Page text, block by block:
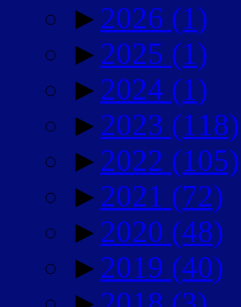
► 2026 (1)
► 2025 (1)
► 2024 (1)
► 2023 (118)
► 2022 (105)
► 2021 (72)
► 2020 (48)
► 2019 (40)